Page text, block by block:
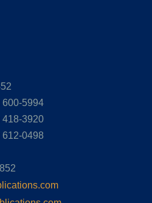
600-5994
418-3920
612-0498